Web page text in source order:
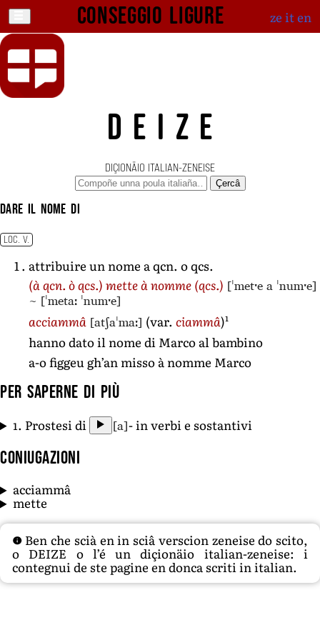
Conseggio ligure ze iten
DEIZE
DIÇIONÄIO ITALIAN-ZENEISE
Çercâ
dare il nome di
LOC. V.
attribuire un nome a qcn. o qcs.
(à qcn. ò qcs.) mette à nomme (qcs.) [ˈmetˑe a ˈnumˑe]
~ [ˈmetaː ˈnumˑe]
acciammâ [atʃaˈmaː] (var. ciammâ)1
hanno dato il nome di Marco al bambino
a-o figgeu gh’an misso à nomme Marco
Per saperne di più
1. Prostesi di [a]- in verbi e sostantivi
Coniugazioni
acciammâ
mette
Ben che scià en in sciâ verscion zeneise do scito,
o DEIZE o l’é un diçionäio italian-zeneise: i
contegnui de ste pagine en donca scriti in italian.